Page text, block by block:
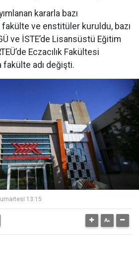
kararla bazı
ve enstitüler kuruldu, bazı
ve İSTE’de Lisansüstü Eğitim
Eczacılık Fakültesi
fakülte adı değişti.
13:15